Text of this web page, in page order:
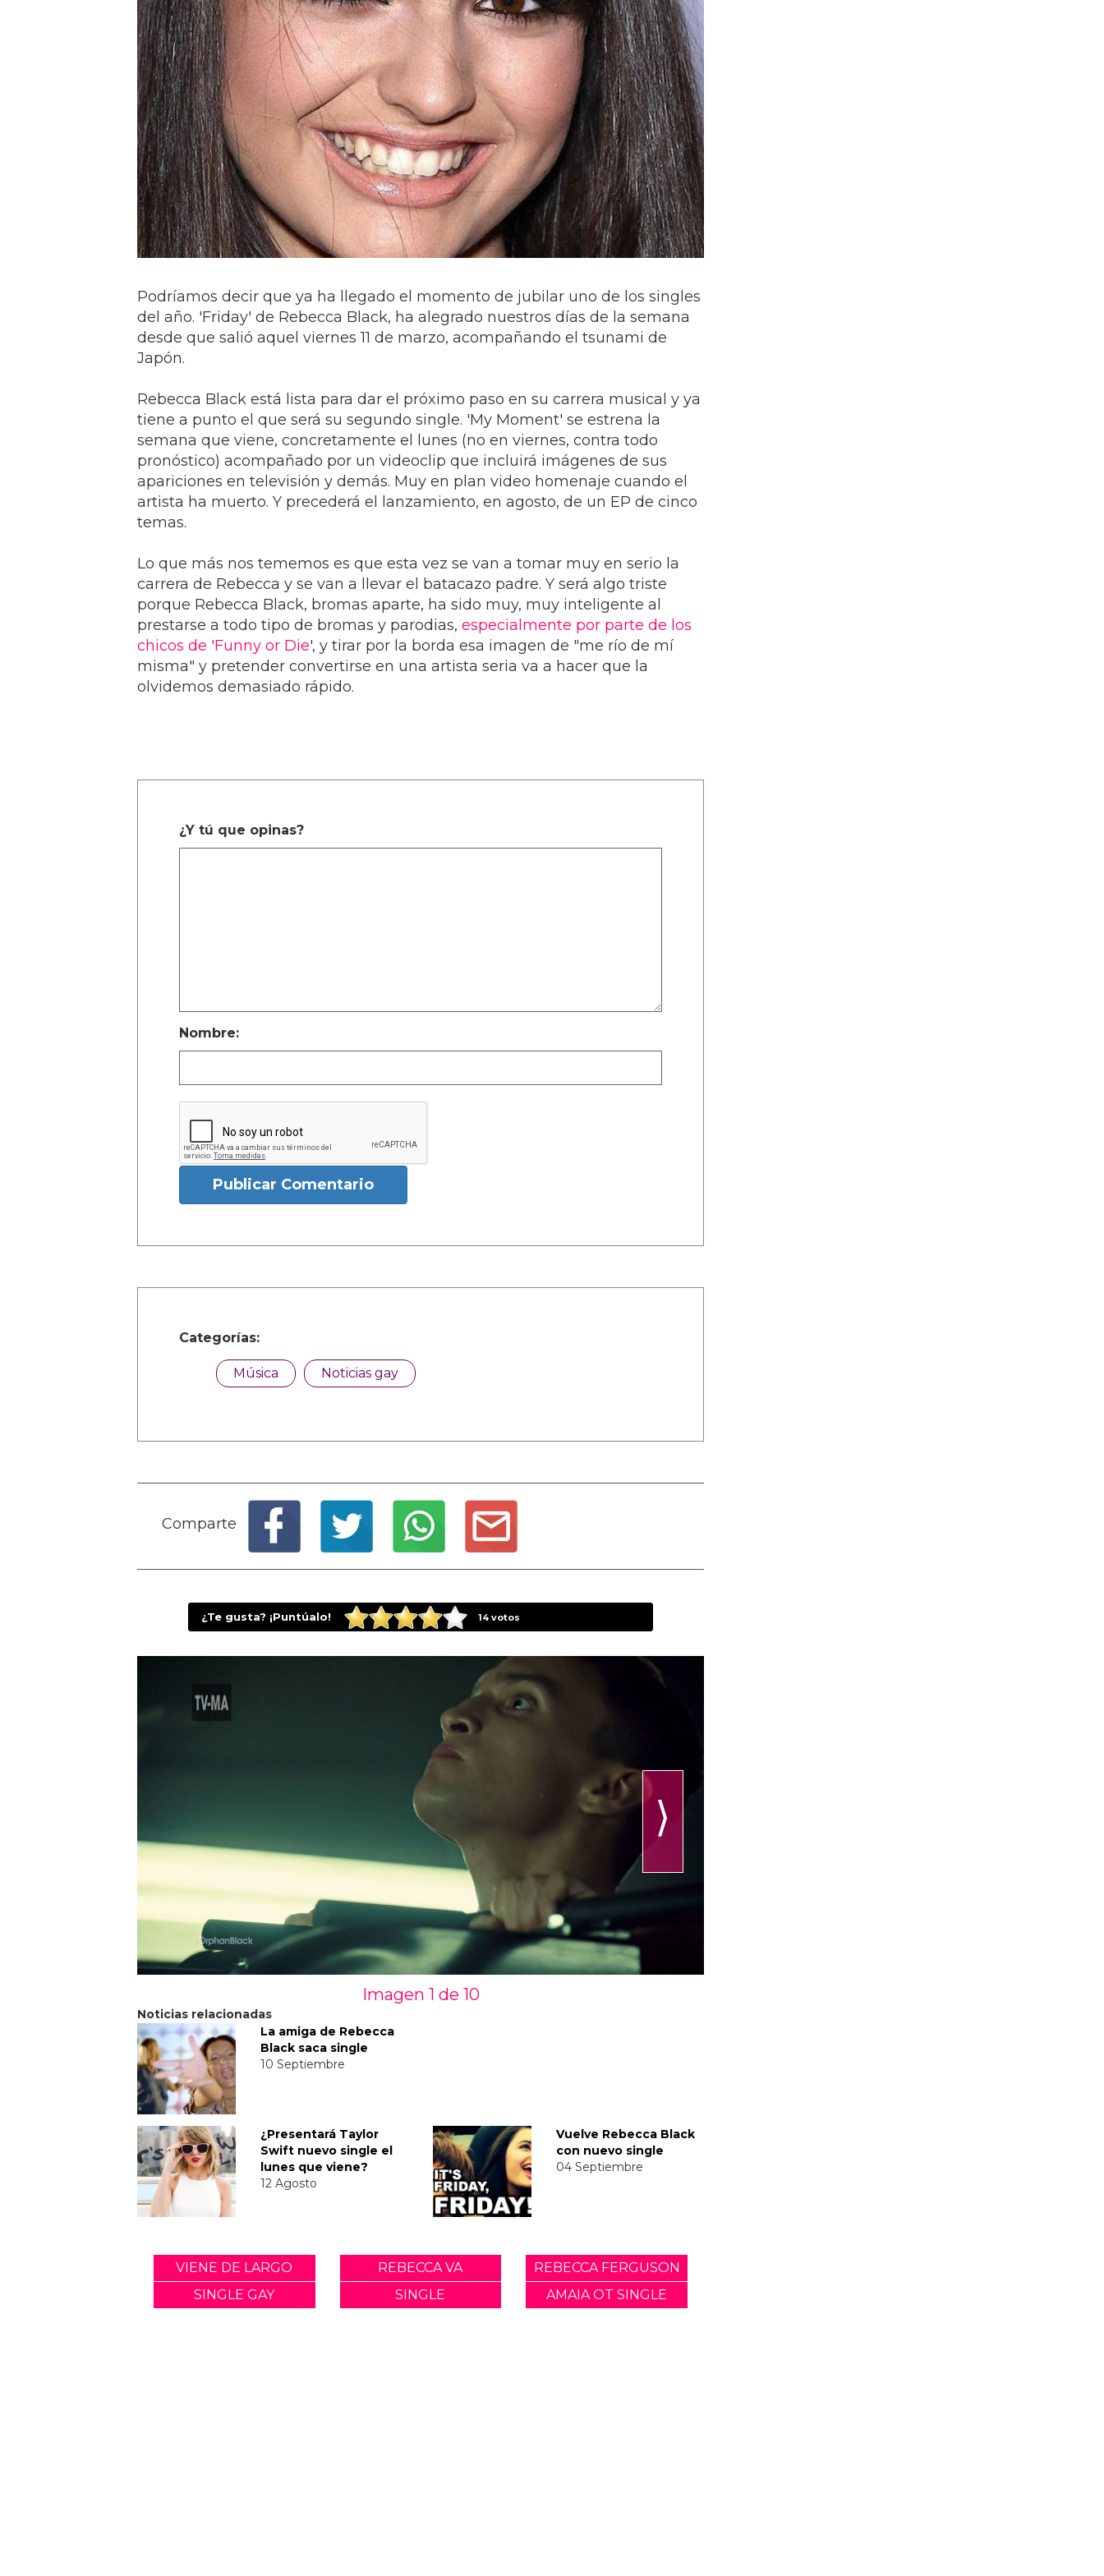
Podríamos decir que ya ha llegado el momento de jubilar uno de los singles
del año. 'Friday' de Rebecca Black, ha alegrado nuestros días de la semana
desde que salió aquel viernes 11 de marzo, acompañando el tsunami de
Japón.
Rebecca Black está lista para dar el próximo paso en su carrera musical y ya
tiene a punto el que será su segundo single. 'My Moment' se estrena la
semana que viene, concretamente el lunes (no en viernes, contra todo
pronóstico) acompañado por un videoclip que incluirá imágenes de sus
apariciones en televisión y demás. Muy en plan video homenaje cuando el
artista ha muerto. Y precederá el lanzamiento, en agosto, de un EP de cinco
temas.
Lo que más nos tememos es que esta vez se van a tomar muy en serio la
carrera de Rebecca y se van a llevar el batacazo padre. Y será algo triste
porque Rebecca Black, bromas aparte, ha sido muy, muy inteligente al
prestarse a todo tipo de bromas y parodias, especialmente por parte de los
chicos de 'Funny or Die', y tirar por la borda esa imagen de "me río de mí
misma" y pretender convertirse en una artista seria va a hacer que la
olvidemos demasiado rápido.
¿Y tú que opinas?
Nombre:
Publicar Comentario
Categorías:
Música Noticias gay
Comparte
¿Te gusta? ¡Puntúalo! 14 votos
⟩
Imagen 1 de 10
Noticias relacionadas
La amiga de Rebecca
Black saca single
10 Septiembre
¿Presentará Taylor
Swift nuevo single el
lunes que viene?
12 Agosto
Vuelve Rebecca Black
con nuevo single
04 Septiembre
VIENE DE LARGO REBECCA VA
REBECCA FERGUSON
SINGLE GAY
SINGLE AMAIA OT SINGLE